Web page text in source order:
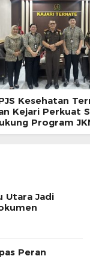
Kesehatan
Kejari Perkuat
Program
Utara Jadi
Peran